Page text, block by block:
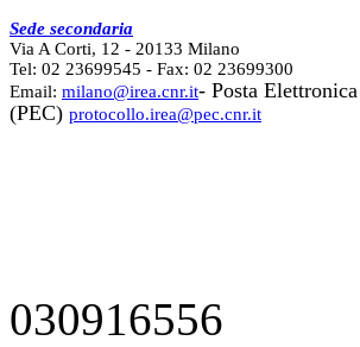
Sede secondaria
Via A Corti, 12 - 20133 Milano
Tel: 02 23699545 - Fax: 02 23699300
Email: milano@irea.cnr.it- Posta
(PEC) protocollo.irea@pec.cnr.it
030916556